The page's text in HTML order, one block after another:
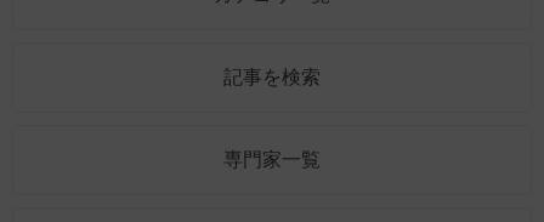
記事を検索
専門家一覧